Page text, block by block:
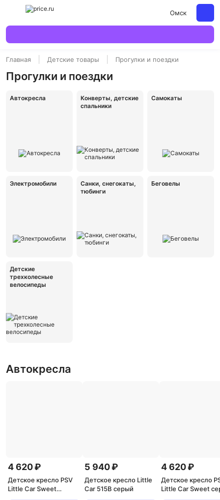
Омск
Главная Детские товары Прогулки и поездки
Прогулки и поездки
Автокресла
Конверты, детские
спальники
Самокаты
Электромобили
Санки, снегокаты,
тюбинги
Беговелы
Детские
трехколесные
велосипеды
Автокресла
4 620 ₽
Детское кресло PSV
Little Car Sweet
5 940 ₽
Детское кресло Little
Car 515B серый
4 620 ₽
Детское кресло
Little Car Sweet